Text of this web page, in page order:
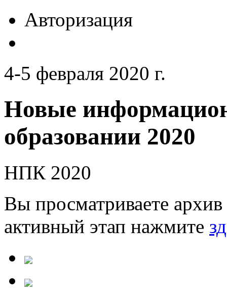
Авторизация
4-5 февраля 2020 г.
Новые
образовании 2020
НПК 2020
Вы просматриваете
активный этап нажмите